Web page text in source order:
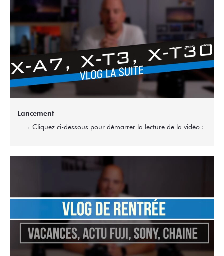
Lancement
→ Cliquez ci-dessous pour démarrer la lecture de la vidéo :